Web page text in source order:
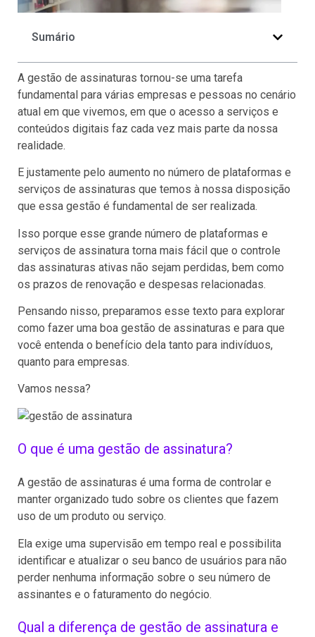
Sumário
A gestão de assinaturas tornou-se uma tarefa
fundamental para várias empresas e pessoas no cenário
atual em que vivemos, em que o acesso a serviços e
conteúdos digitais faz cada vez mais parte da nossa
realidade.
E justamente pelo aumento no número de plataformas e
serviços de assinaturas que temos à nossa disposição
que essa gestão é fundamental de ser realizada.
Isso porque esse grande número de plataformas e
serviços de assinatura torna mais fácil que o controle
das assinaturas ativas não sejam perdidas, bem como
os prazos de renovação e despesas relacionadas.
Pensando nisso, preparamos esse texto para explorar
como fazer uma boa gestão de assinaturas e para que
você entenda o benefício dela tanto para indivíduos,
quanto para empresas.
Vamos nessa?
O que é uma gestão de assinatura?
A gestão de assinaturas é uma forma de controlar e
manter organizado tudo sobre os clientes que fazem
uso de um produto ou serviço.
Ela exige uma supervisão em tempo real e possibilita
identificar e atualizar o seu banco de usuários para não
perder nenhuma informação sobre o seu número de
assinantes e o faturamento do negócio.
Qual a diferença de gestão de assinatura e